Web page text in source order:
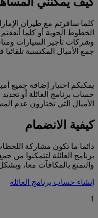
كلما سافرتم مع طيران
الخطوط الجوية أو كلما
وشركات تأجير السيارات
جمع الأميال المكتسبة
يمكنكم اختيار إضافة جميع
الأميال التي تختارون عدم
كيفية الانضمام
دائما ما تكون مشاركة
برنامج العائلة لتتمكنوا من
والتمتع بالمكافآت معا،
إنشاء حساب برنامج العائلة
1